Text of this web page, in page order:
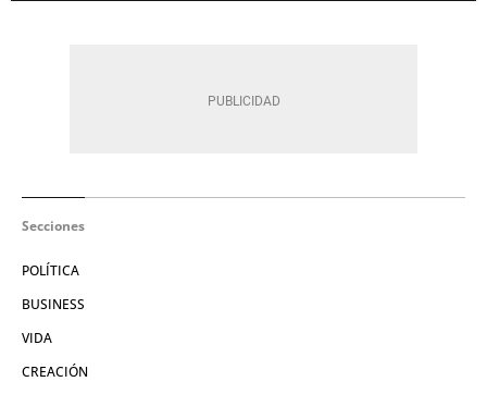
Secciones
POLÍTICA
BUSINESS
VIDA
CREACIÓN